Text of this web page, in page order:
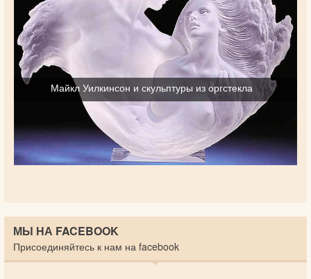
Майкл Уилкинсон и скульптуры из оргстекла
МЫ НА FACEBOOK
Присоединяйтесь к нам на facebook